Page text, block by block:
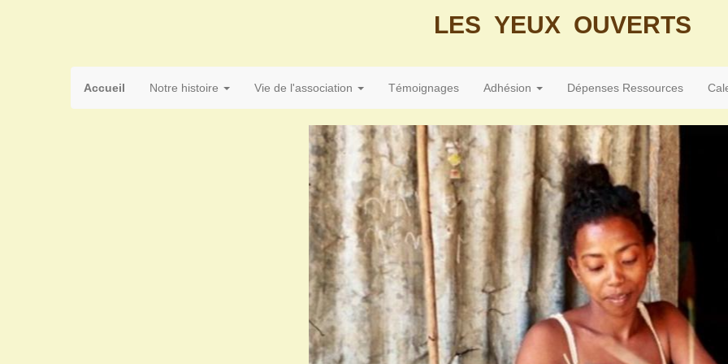
LES YEUX OUVERTS
Accueil Notre histoire Vie de l'association Témoignages Adhésion Dépenses Ressources